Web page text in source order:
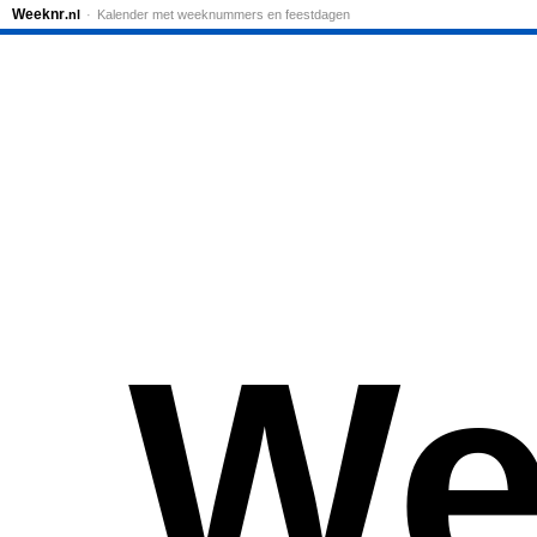
Weeknr.nl Kalender met weeknummers en feestdagen